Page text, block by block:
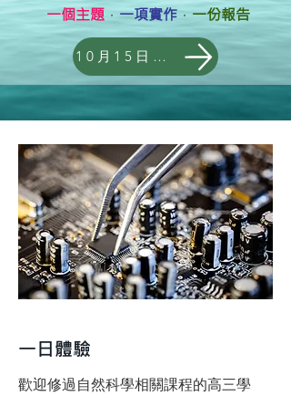
一個主題， 一項實作， 一份報告
10月15日活動
一日體驗
歡迎修過自然科學相關課程的高三學